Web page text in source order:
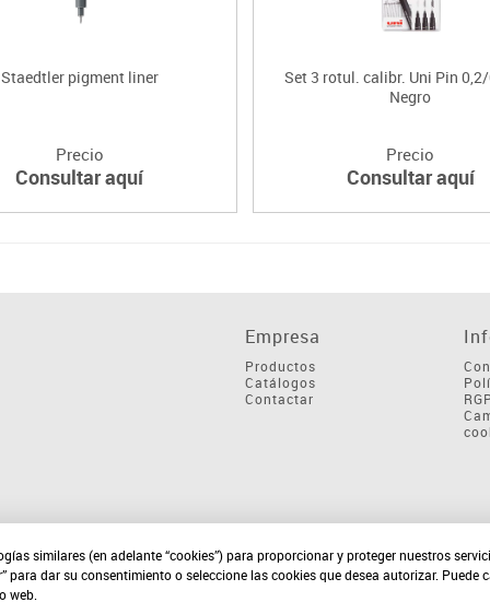
Staedtler pigment liner
Precio
Consultar aquí
Set 3 rotul. calibr. Uni Pin
Negro
Precio
Consultar aquí
Empresa
Productos
Catálogos
Contactar
similares (en adelante “cookies”) para proporcionar y proteger nuestros
dar su consentimiento o seleccione las cookies que desea autorizar. Puede
web.